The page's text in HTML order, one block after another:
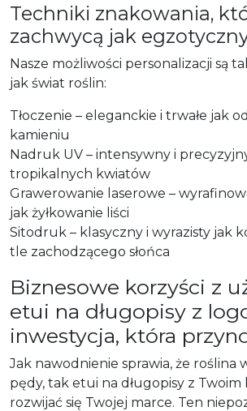
Techniki znakowania,
zachwycą jak
Nasze możliwości personalizacji są
jak świat roślin:
Tłoczenie – eleganckie i trwałe jak
kamieniu
Nadruk UV – intensywny i
tropikalnych kwiatów
Grawerowanie laserowe –
jak żyłkowanie liści
Sitodruk – klasyczny i wyrazisty jak
tle zachodzącego słońca
Biznesowe korzyści z
etui na długopisy z
inwestycja, która
Jak nawodnienie sprawia, że roślina
pędy, tak etui na długopisy z
rozwijać się Twojej marce. Ten